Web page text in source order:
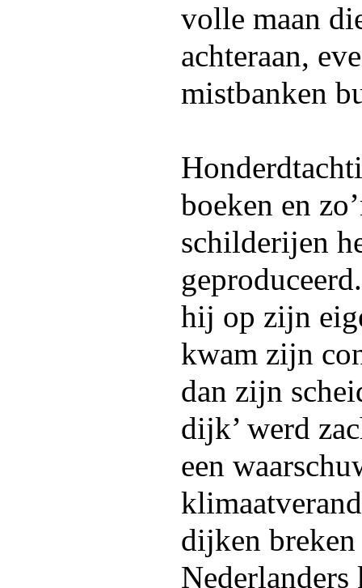
volle maan
achteraan,
mistbanken
boeken en
schilderijen
hij op zijn
kwam zijn
dan zijn
dijk’ werd
een
dijken